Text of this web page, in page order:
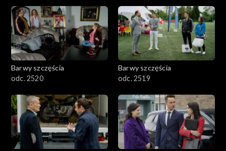
Barwy szczęścia
odc. 2520
Barwy szczęścia
odc. 2519